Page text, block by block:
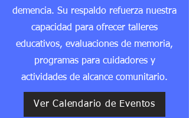
demencia. Su respaldo refuerza nuestra
capacidad para ofrecer talleres
educativos, evaluaciones de memoria,
programas para cuidadores y
actividades de alcance comunitario.
Ver Calendario de Eventos